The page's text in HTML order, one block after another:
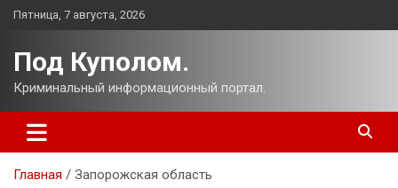
Перейти
Пятница, 7 августа, 2026
Под Куполом.
Криминальный информационный портал.
Главная Запорожская область